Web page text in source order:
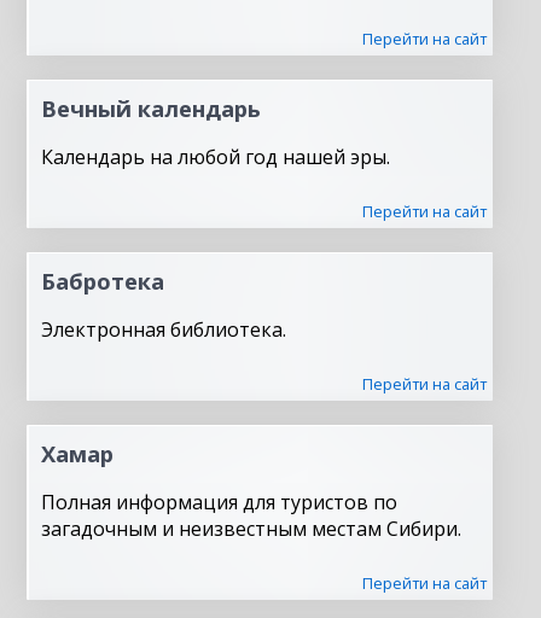
Перейти на сайт
Вечный календарь
Календарь на любой год нашей эры.
Перейти на сайт
Бабротека
Электронная библиотека.
Перейти на сайт
Хамар
Полная информация для туристов по
загадочным и неизвестным местам Сибири.
Перейти на сайт